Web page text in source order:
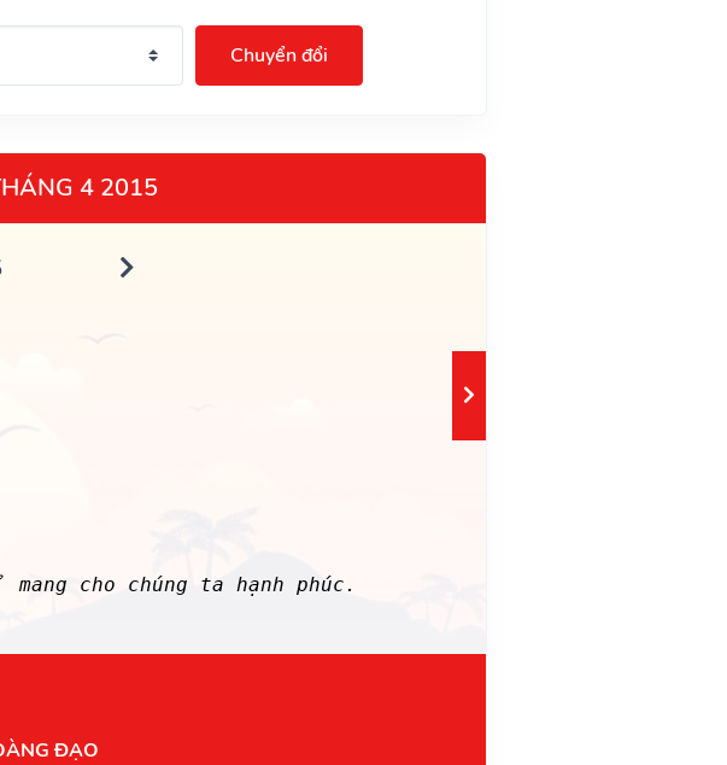
Chuyển đổi
4 2015
cho chúng ta hạnh phúc.
ĐẠO